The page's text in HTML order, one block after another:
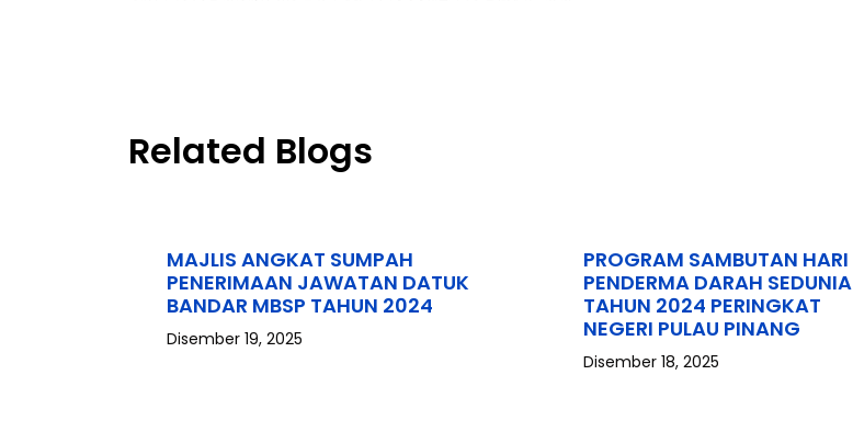
Related Blogs
MAJLIS ANGKAT SUMPAH
PENERIMAAN JAWATAN DATUK
BANDAR MBSP TAHUN 2024
Disember 19, 2025
PROGRAM SAMBUTAN HARI
PENDERMA DARAH SEDUNIA
TAHUN 2024 PERINGKAT
NEGERI PULAU PINANG
Disember 18, 2025